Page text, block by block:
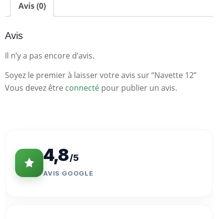
Avis (0)
Avis
Il n’y a pas encore d’avis.
Soyez le premier à laisser votre avis sur “Navette 12”
Vous devez être connecté pour publier un avis.
4,8/5
AVIS GOOGLE